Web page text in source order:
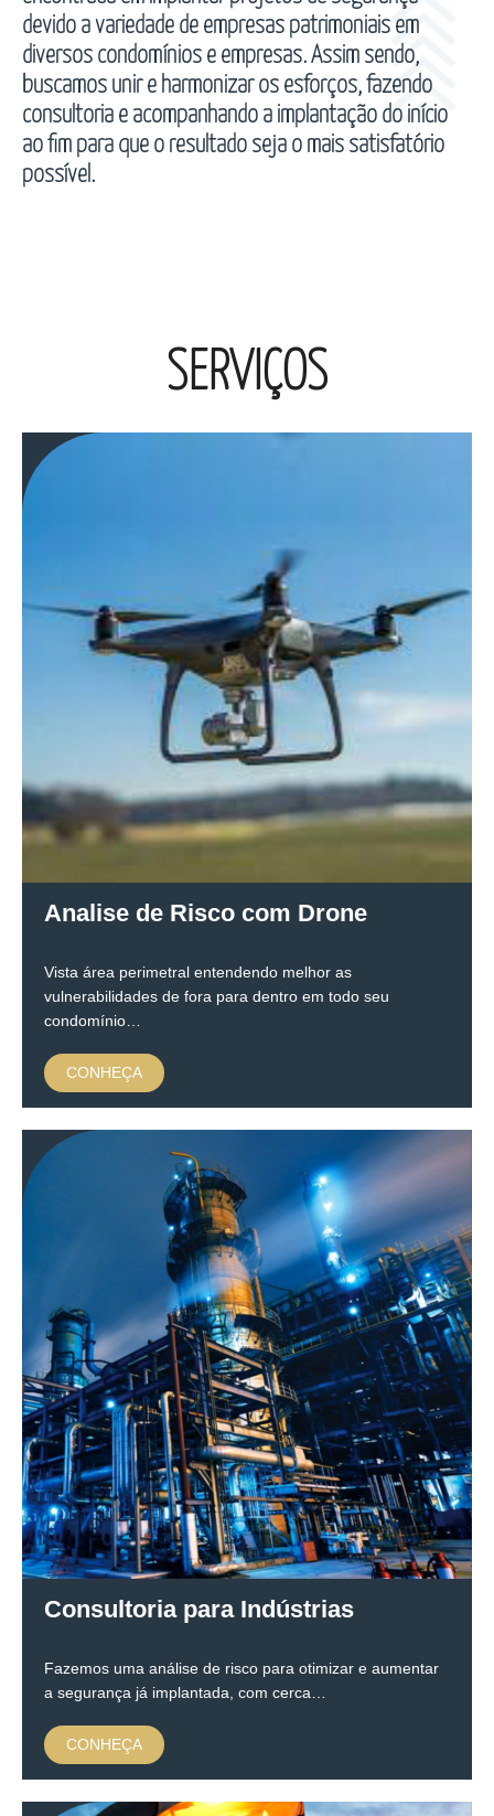
devido a variedade de empresas patrimoniais em
diversos condomínios e empresas. Assim sendo,
buscamos unir e harmonizar os esforços, fazendo
consultoria e acompanhando a implantação do início
ao fim para que o resultado seja o mais satisfatório
possível.
SERVIÇOS
Analise de Risco com Drone
Vista área perimetral entendendo melhor as
vulnerabilidades de fora para dentro em todo seu
condomínio…
CONHEÇA
Consultoria para Indústrias
Fazemos uma análise de risco para otimizar e aumentar
a segurança já implantada, com cerca…
CONHEÇA